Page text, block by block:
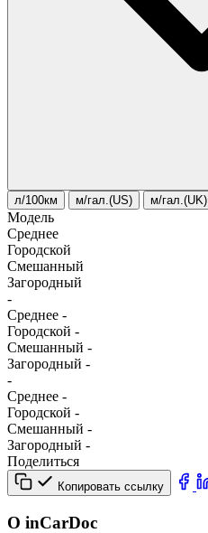
л/100км м/гал.(US) м/гал.(UK)
Модель
Среднее
Городской
Смешанный
Загородный
-
Среднее -
Городской -
Смешанный -
Загородный -
-
Среднее -
Городской -
Смешанный -
Загородный -
Поделиться
Копировать ссылку
О inCarDoc